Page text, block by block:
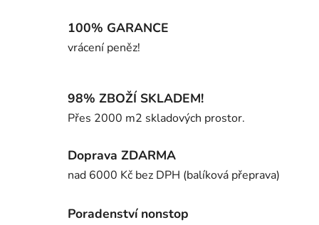
100% GARANCE
vrácení peněz!
98% ZBOŽÍ SKLADEM!
Přes 2000 m2 skladových prostor.
Doprava ZDARMA
nad 6000 Kč bez DPH (balíková přeprava)
Poradenství nonstop